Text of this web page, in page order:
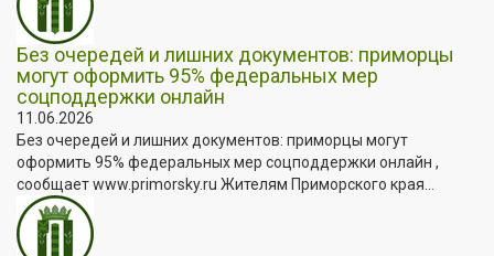
Без очередей и лишних документов: приморцы
могут оформить 95% федеральных мер
соцподдержки онлайн
11.06.2026
Без очередей и лишних документов: приморцы могут
оформить 95% федеральных мер соцподдержки онлайн ,
сообщает www.primorsky.ru Жителям Приморского края...